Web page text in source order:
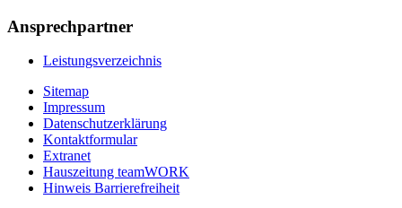
Ansprechpartner
Leistungsverzeichnis
Sitemap
Impressum
Datenschutzerklärung
Kontaktformular
Extranet
Hauszeitung teamWORK
Hinweis Barrierefreiheit